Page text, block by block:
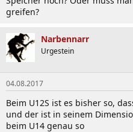
greifen?
Narbennarr
Urgestein
04.08.2017
Beim U12S ist es bisher so,
und der ist in seinem
beim U14 genau so